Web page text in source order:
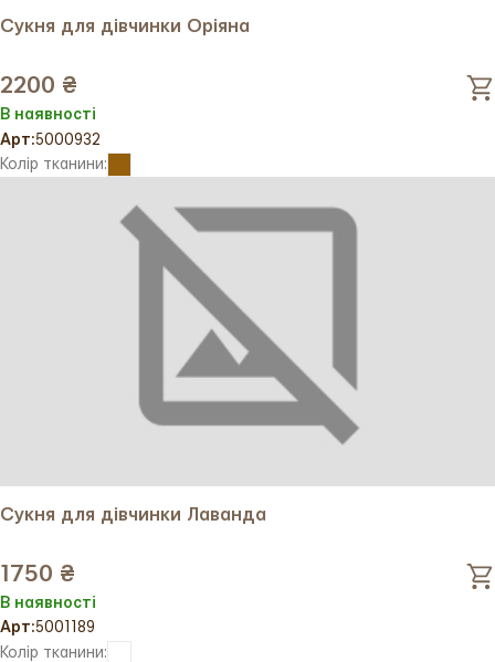
Сукня для дівчинки Оріяна
2200 ₴
В наявності
Арт:5000932
Колір тканини:
Сукня для дівчинки Лаванда
1750 ₴
В наявності
Арт:5001189
Колір тканини: